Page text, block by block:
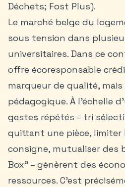
Déchets; Fost Plus).
Le marché belge du
sous tension dans
universitaires. Dans ce
offre écoresponsable
marqueur de qualité,
pédagogique. À l’échelle
gestes répétés – tri
quittant une pièce, limiter
consigne, mutualiser des
Box” – génèrent des
ressources. C’est